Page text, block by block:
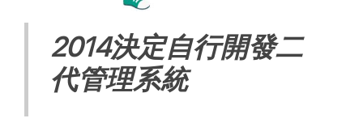
2014決定自行開發二
代管理系統